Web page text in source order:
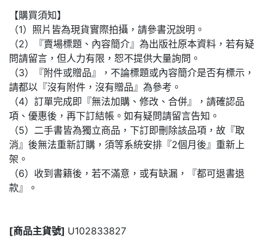
【購買須知】
（1）照片皆為現貨實際拍攝，請參書況說明。
（2）『賣場標題、內容簡介』為出版社原本資料，若有疑
問請留言，但人力有限，恕不提供大量詢問。
（3）『附件或贈品』，不論標題或內容簡介是否有標示，
請都以『沒有附件，沒有贈品』為參考。
（4）訂單完成即『無法加購、修改、合併』，請確認品
項、優惠後，再下訂結帳。如有疑問請留言告知。
（5）二手書皆為獨立商品，下訂即刪除該品項，故『取
消』後無法重新訂購，須等系統安排『2個月後』重新上
架。
（6）收到書籍後，若不滿意，或有缺漏，『都可退書退
款』。
[商品主貨號] U102833827